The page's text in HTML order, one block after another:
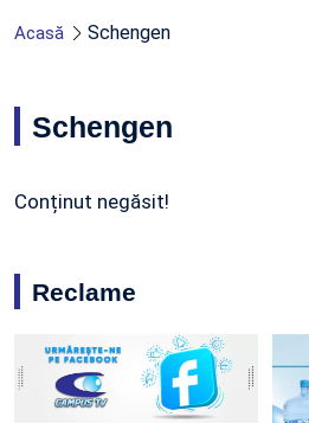
Acasă Schengen
Schengen
Conținut negăsit!
Reclame